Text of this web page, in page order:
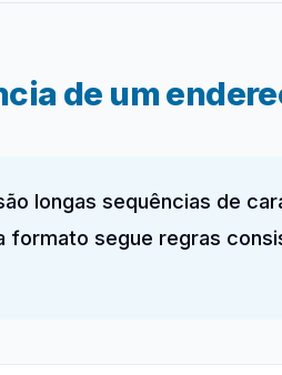
de um
longas sequências de
formato segue regras